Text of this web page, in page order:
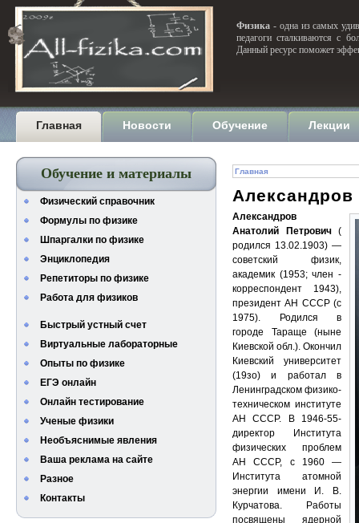
Физика - одна из самых
педагоги сталкиваются с
Данный ресурс поможет
Главная Новости Обучение Лекции
Обучение и материалы
Физический справочник
Формулы по физике
Шпаргалки по физике
Энциклопедия
Репетиторы по физике
Работа для физиков
Быстрый устный счет
Виртуальные лабораторные
Опыты по физике
ЕГЭ онлайн
Онлайн тестирование
Ученые физики
Необъяснимые явления
Ваша реклама на сайте
Разное
Контакты
Главная
Александров
Анатолий Петрович(
родился 13.02.1903) —
советский физик,
академик (1953; член -
корреспондент 1943),
президент АН СССР (с
1975). Родился в
городе Тараще (ныне
Киевской обл.). Окончил
Киевский университет
(19зо) и работал в
Ленинградском физико-
техническом институте
АН СССР. В 1946-55-
директор Института
физических проблем
АН СССР, с 1960 —
Института атомной
энергии имени И. В.
Курчатова. Работы
посвящены ядерной